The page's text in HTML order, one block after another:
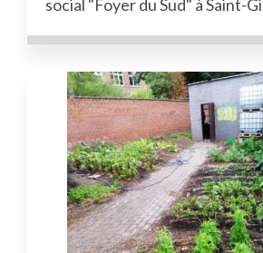
social "Foyer du Sud" à Saint-